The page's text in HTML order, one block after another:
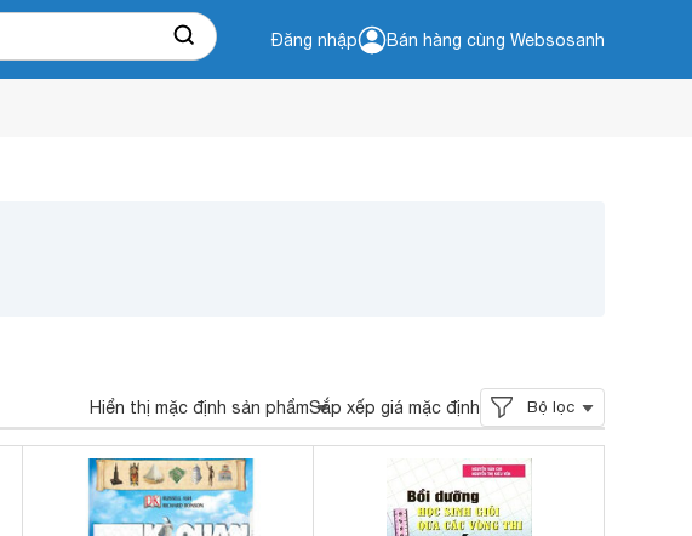
Đăng nhập Bán hàng cùng Websosanh
Hiển thị mặc định sản phẩmSắp xếp giá mặc định Bộ lọc